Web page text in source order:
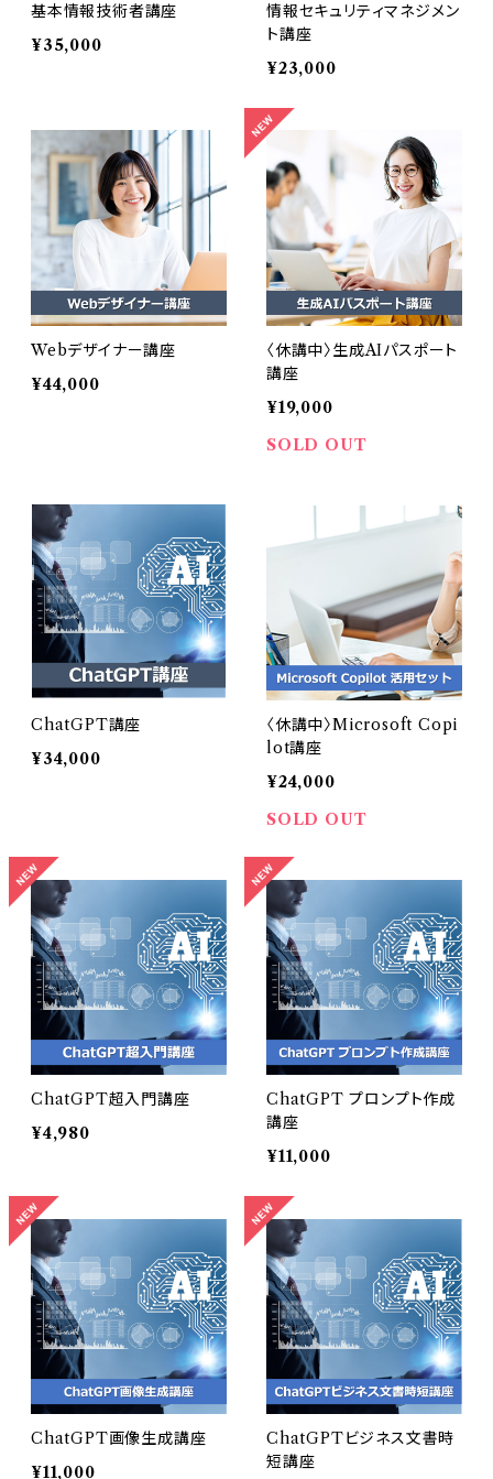
基本情報技術者講座
¥35,000
情報セキュリティマネジメン
ト講座
¥23,000
Webデザイナー講座
¥44,000
〈休講中〉生成AIパスポート
講座
¥19,000
SOLD OUT
ChatGPT講座
¥34,000
〈休講中〉Microsoft Copi
lot講座
¥24,000
SOLD OUT
ChatGPT超入門講座
¥4,980
ChatGPT プロンプト作成
講座
¥11,000
ChatGPT画像生成講座
¥11,000
ChatGPTビジネス文書時
短講座